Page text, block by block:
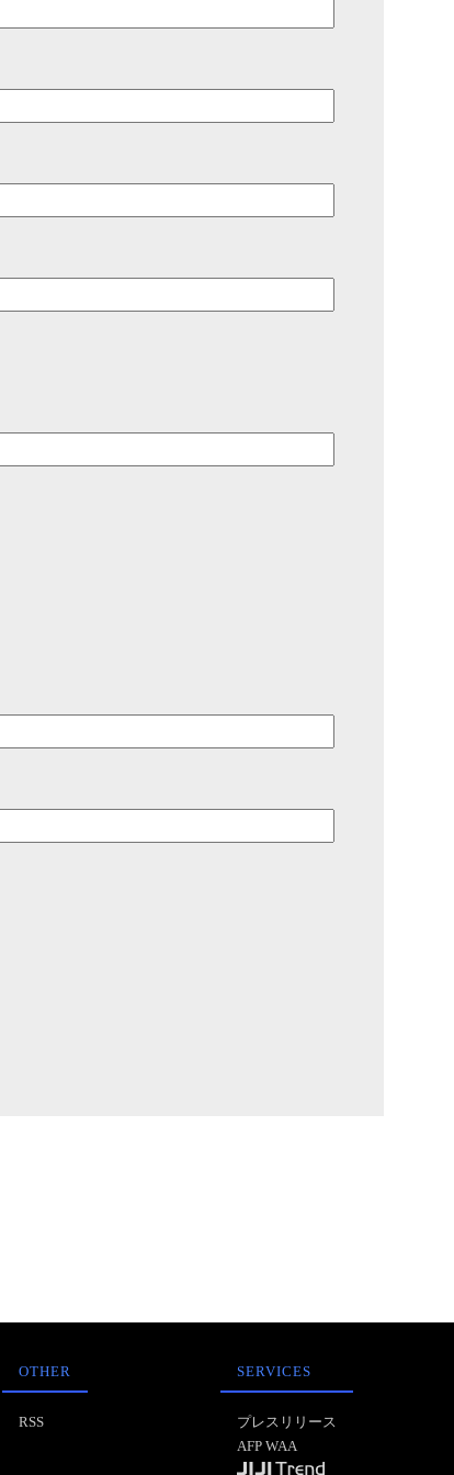
OTHER
RSS
SERVICES
プレスリリース
AFP WAA